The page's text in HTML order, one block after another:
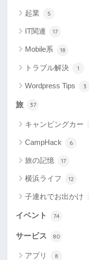
起業 5
IT関連 17
Mobile系 18
トラブル解決 1
Wordpress Tips 3
旅 37
キャンピングカー
CampHack 6
旅の記憶 17
横浜ライフ 12
子連れでお出かけ
イベント 74
サービス 80
アプリ 8